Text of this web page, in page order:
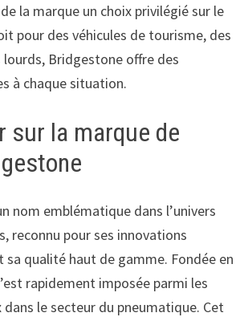
la marque un choix privilégié sur le
pour des véhicules de tourisme, des
lourds, Bridgestone offre des
à chaque situation.
sur la marque de
nom emblématique dans l’univers
reconnu pour ses innovations
qualité haut de gamme. Fondée en
rapidement imposée parmi les
le secteur du pneumatique. Cet